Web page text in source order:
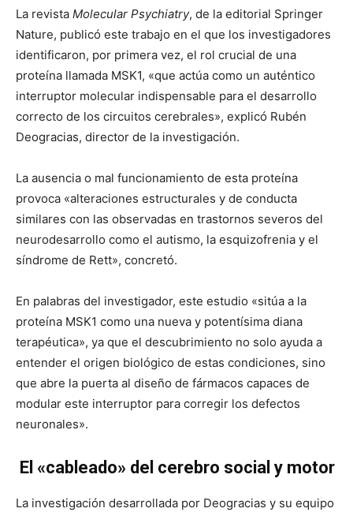
La revista Molecular Psychiatry, de la editorial Springer
Nature, publicó este trabajo en el que los investigadores
identificaron, por primera vez, el rol crucial de una
proteína llamada MSK1, «que actúa como un auténtico
interruptor molecular indispensable para el desarrollo
correcto de los circuitos cerebrales», explicó Rubén
Deogracias, director de la investigación.
La ausencia o mal funcionamiento de esta proteína
provoca «alteraciones estructurales y de conducta
similares con las observadas en trastornos severos del
neurodesarrollo como el autismo, la esquizofrenia y el
síndrome de Rett», concretó.
En palabras del investigador, este estudio «sitúa a la
proteína MSK1 como una nueva y potentísima diana
terapéutica», ya que el descubrimiento no solo ayuda a
entender el origen biológico de estas condiciones, sino
que abre la puerta al diseño de fármacos capaces de
modular este interruptor para corregir los defectos
neuronales».
El «cableado» del cerebro social y motor
La investigación desarrollada por Deogracias y su equipo